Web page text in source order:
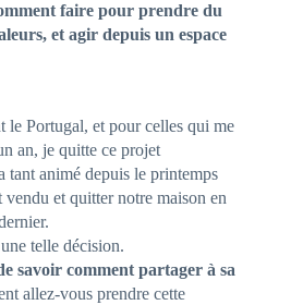
faire pour prendre du
et agir depuis un espace
le Portugal, et pour celles qui me
an, je quitte ce projet
tant animé depuis le printemps
et quitter notre maison en
telle décision.
savoir comment partager à sa
allez-vous prendre cette